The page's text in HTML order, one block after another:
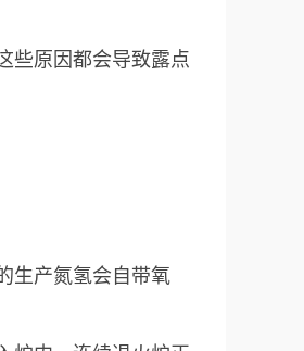
些原因都会导致露点
生产氮氢会自带氧